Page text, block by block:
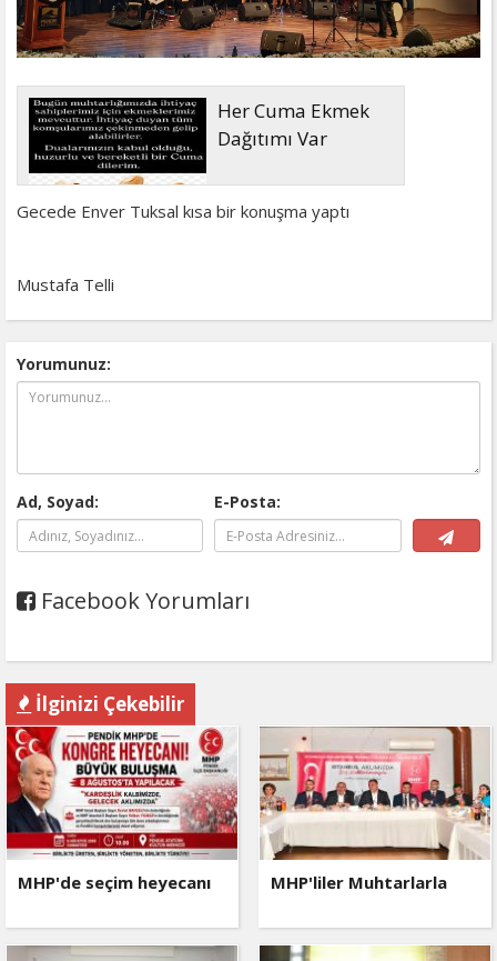
Her Cuma Ekmek
Dağıtımı Var
Gecede Enver Tuksal kısa bir konuşma yaptı
Mustafa Telli
Yorumunuz:
Ad, Soyad: E-Posta:
Facebook Yorumları
İlginizi Çekebilir
MHP'de seçim heyecanı MHP'liler Muhtarlarla